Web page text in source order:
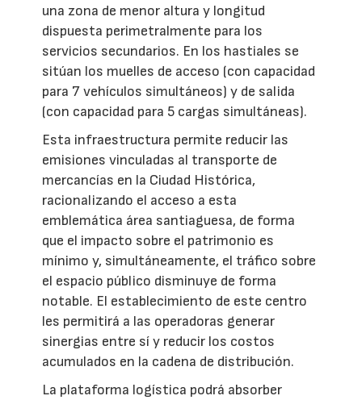
una zona de menor altura y longitud
dispuesta perimetralmente para los
servicios secundarios. En los hastiales se
sitúan los muelles de acceso (con capacidad
para 7 vehículos simultáneos) y de salida
(con capacidad para 5 cargas simultáneas).
Esta infraestructura permite reducir las
emisiones vinculadas al transporte de
mercancías en la Ciudad Histórica,
racionalizando el acceso a esta
emblemática área santiaguesa, de forma
que el impacto sobre el patrimonio es
mínimo y, simultáneamente, el tráfico sobre
el espacio público disminuye de forma
notable. El establecimiento de este centro
les permitirá a las operadoras generar
sinergias entre sí y reducir los costos
acumulados en la cadena de distribución.
La plataforma logística podrá absorber